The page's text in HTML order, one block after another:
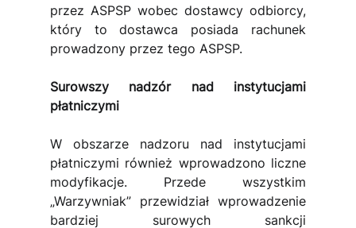
przez ASPSP wobec dostawcy odbiorcy,
który to dostawca posiada rachunek
prowadzony przez tego ASPSP.
Surowszy nadzór nad instytucjami
płatniczymi
W obszarze nadzoru nad instytucjami
płatniczymi również wprowadzono liczne
modyfikacje. Przede wszystkim
„Warzywniak” przewidział wprowadzenie
bardziej surowych sankcji